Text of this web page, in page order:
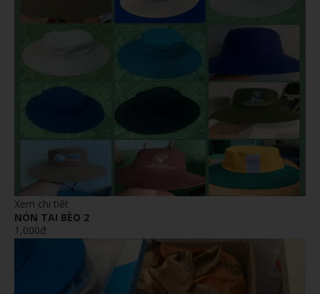
Xem chi tiết
NÓN TAI BÈO 2
1,000đ